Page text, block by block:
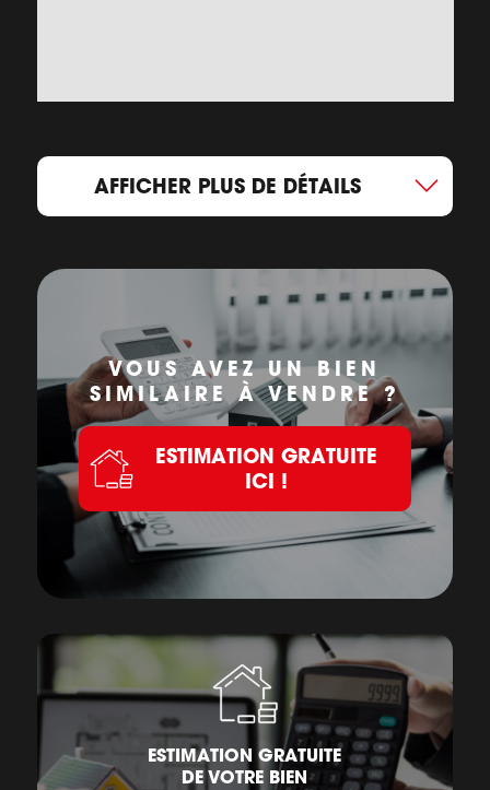
AFFICHER PLUS DE DÉTAILS
VOUS AVEZ UN BIEN
SIMILAIRE À VENDRE ?
ESTIMATION GRATUITE
ICI !
ESTIMATION GRATUITE
DE VOTRE BIEN